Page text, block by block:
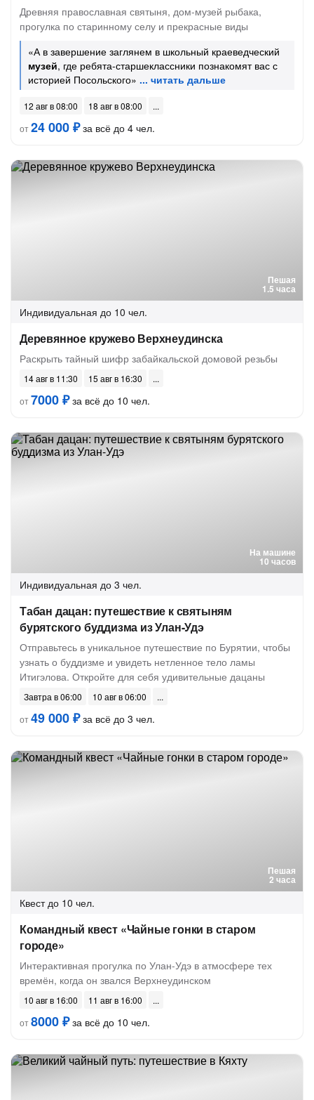
Древняя православная святыня, дом-музей рыбака,
прогулка по старинному селу и прекрасные виды
«А в завершение заглянем в школьный краеведческий
музей, где ребята-старшеклассники познакомят вас с
историей Посольского»
12 авг в 08:00
18 авг в 08:00
от24 000 ₽за всё до 4 чел.
Пешая
1.5 часа
Индивидуальная до 10 чел.
Деревянное кружево Верхнеудинска
Раскрыть тайный шифр забайкальской домовой резьбы
14 авг в 11:30
15 авг в 16:30
от7000 ₽за всё до 10 чел.
На машине
10 часов
Индивидуальная до 3 чел.
Табан дацан: путешествие к святыням
бурятского буддизма из Улан-Удэ
Отправьтесь в уникальное путешествие по Бурятии, чтобы
узнать о буддизме и увидеть нетленное тело ламы
Итигэлова. Откройте для себя удивительные дацаны
Завтра в 06:00
10 авг в 06:00
от49 000 ₽за всё до 3 чел.
Пешая
2 часа
Квест до 10 чел.
Командный квест «Чайные гонки в старом
городе»
Интерактивная прогулка по Улан-Удэ в атмосфере тех
времён, когда он звался Верхнеудинском
10 авг в 16:00
11 авг в 16:00
от8000 ₽за всё до 10 чел.